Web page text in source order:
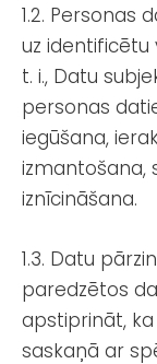
1.2. Personas
uz identificētu
t. i., Datu
personas
iegūšana,
izmantošana,
iznīcināšana.
1.3. Datu
paredzētos
apstiprināt,
saskaņā ar